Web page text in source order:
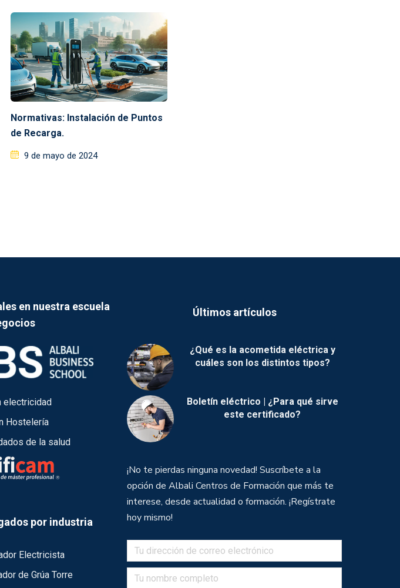
Normativas: Instalación de Puntos
de Recarga.
9 de mayo de 2024
en nuestra escuela
electricidad
Hostelería
de la salud
por industria
Electricista
de Grúa Torre
Últimos artículos
¿Qué es la acometida eléctrica y
cuáles son los distintos tipos?
Boletín eléctrico | ¿Para qué sirve
este certificado?
¡No te pierdas ninguna novedad! Suscríbete a la
opción de Albali Centros de Formación que más te
interese, desde actualidad o formación. ¡Regístrate
hoy mismo!